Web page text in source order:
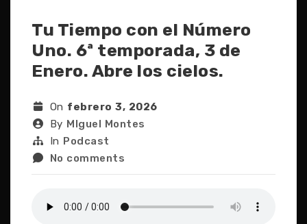
Tu Tiempo con el Número
Uno. 6ª temporada, 3 de
Enero. Abre los cielos.
On febrero 3, 2026
By MIguel Montes
In Podcast
No comments